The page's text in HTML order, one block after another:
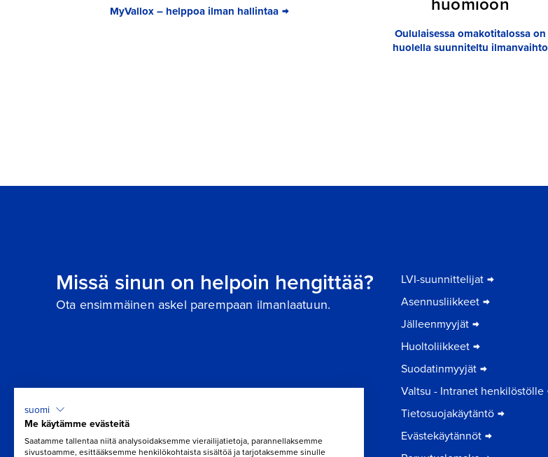
MyVallox – helppoa ilman hallintaa
Oululaisessa omakotitalossa on
huolella suunniteltu ilmanvaihto
Missä sinun on helpoin hengittää?
Ota ensimmäinen askel parempaan ilmanlaatuun.
LVI-suunnittelijat
Asennusliikkeet
Jälleenmyyjät
Huoltoliikkeet
Suodatinmyyjät
Valtsu - Intranet henkilöstölle
Tietosuojakäytäntö
Evästekäytännöt
suomi
Me käytämme evästeitä
Saatamme tallentaa niitä analysoidaksemme vierailijatietoja, parannellaksemme
sivustoamme, esittääksemme henkilökohtaista sisältöä ja tarjotaksemme sinulle